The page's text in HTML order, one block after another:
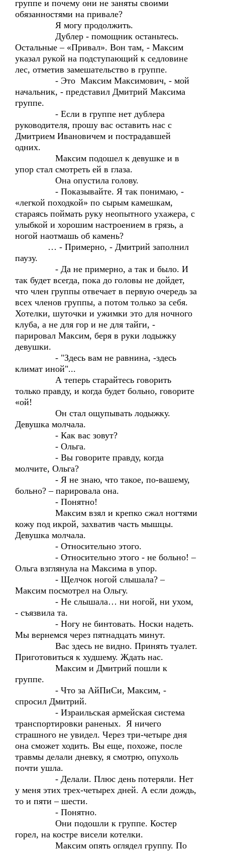
группе и почему они не заняты своими
обязанностями на привале?
Я могу продолжить.
Дублер - помощник останьтесь.
Остальные – «Привал». Вон там, - Максим
указал рукой на подступающий к седловине
лес, отметив замешательство в группе.
- Это Максим Максимович, - мой
начальник, - представил Дмитрий Максима
группе.
- Если в группе нет дублера
руководителя, прошу вас оставить нас с
Дмитрием Ивановичем и пострадавшей
одних.
Максим подошел к девушке и в
упор стал смотреть ей в глаза.
Она опустила голову.
- Показывайте. Я так понимаю, -
«легкой походкой» по сырым камешкам,
стараясь поймать руку неопытного ухажера, с
улыбкой и хорошим настроением в грязь, а
ногой наотмашь об камень?
… - Примерно, - Дмитрий заполнил
паузу.
- Да не примерно, а так и было. И
так будет всегда, пока до головы не дойдет,
что член группы отвечает в первую очередь за
всех членов группы, а потом только за себя.
Хотелки, шуточки и ужимки это для ночного
клуба, а не для гор и не для тайги, -
парировал Максим, беря в руки лодыжку
девушки.
- "Здесь вам не равнина, -здесь
климат иной"...
А теперь старайтесь говорить
только правду, и когда будет больно, говорите
«ой!
Он стал ощупывать лодыжку.
Девушка молчала.
- Как вас зовут?
- Ольга.
- Вы говорите правду, когда
молчите, Ольга?
- Я не знаю, что такое, по-вашему,
больно? – парировала она.
- Понятно!
Максим взял и крепко сжал ногтями
кожу под икрой, захватив часть мышцы.
Девушка молчала.
- Относительно этого.
- Относительно этого - не больно! –
Ольга взглянула на Максима в упор.
- Щелчок ногой слышала? –
Максим посмотрел на Ольгу.
- Не слышала… ни ногой, ни ухом,
- съязвила та.
- Ногу не бинтовать. Носки надеть.
Мы вернемся через пятнадцать минут.
Вас здесь не видно. Принять туалет.
Приготовиться к худшему. Ждать нас.
Максим и Дмитрий пошли к
группе.
- Что за АйПиСи, Максим, -
спросил Дмитрий.
- Израильская армейская система
транспортировки раненых. Я ничего
страшного не увидел. Через три-четыре дня
она сможет ходить. Вы еще, похоже, после
травмы делали дневку, я смотрю, опухоль
почти ушла.
- Делали. Плюс день потеряли. Нет
у меня этих трех-четырех дней. А если дождь,
то и пяти – шести.
- Понятно.
Они подошли к группе. Костер
горел, на костре висели котелки.
Максим опять оглядел группу. По